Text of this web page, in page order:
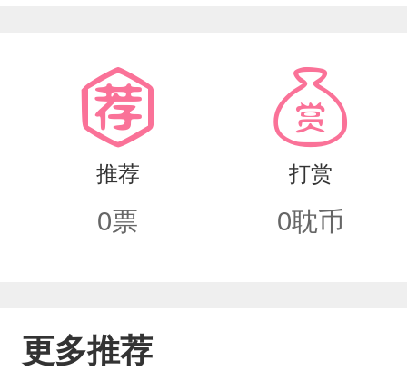
推荐
0票
打赏
0耽币
更多推荐